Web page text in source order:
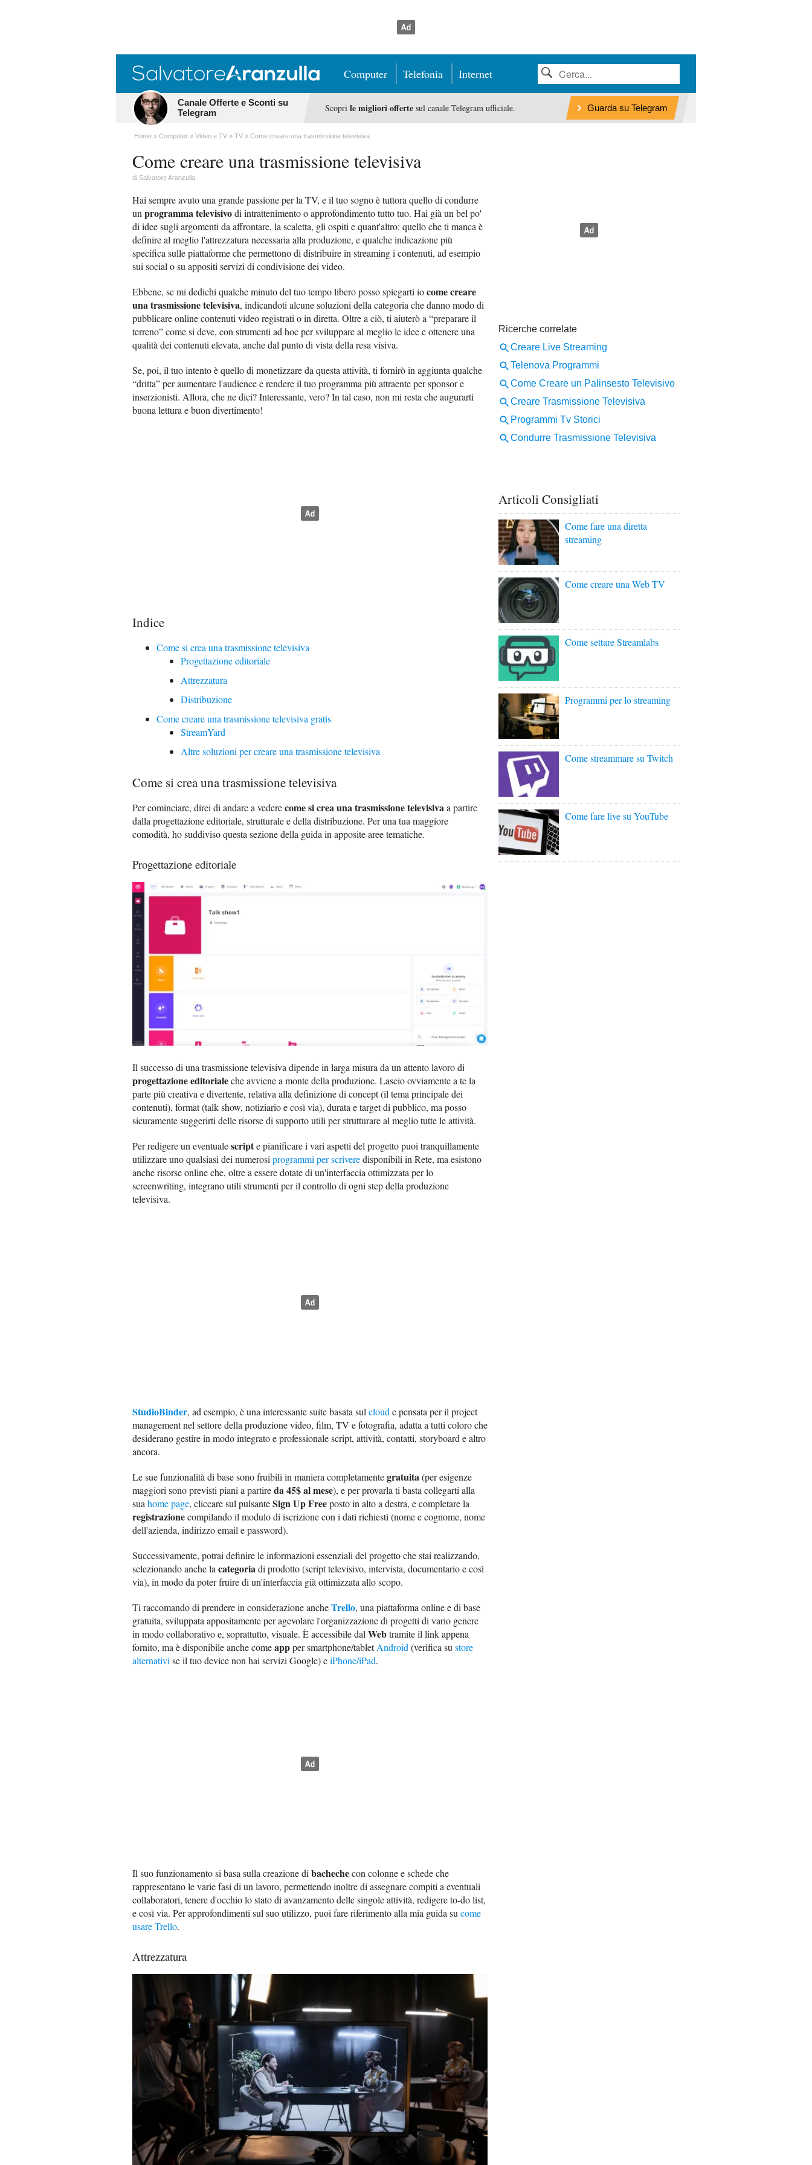
Computer Telefonia Internet
Canale Offerte e Sconti su
Telegram
Scopri le migliori offertesul canale Telegram ufficiale. Guarda su Telegram
Home Computer Video e TV TV Come creare una trasmissione televisiva
Come creare una trasmissione televisiva
di Salvatore Aranzulla
Hai sempre avuto una grande passione per la TV, e il tuo sogno è tuttora quello di condurre
un programma televisivodi intrattenimento o approfondimento tutto tuo. Hai già un bel po'
di idee sugli argomenti da affrontare, la scaletta, gli ospiti e quant'altro: quello che ti manca è
definire al meglio l'attrezzatura necessaria alla produzione, e qualche indicazione più
specifica sulle piattaforme che permettono di distribuire in streaming i contenuti, ad esempio
sui social o su appositi servizi di condivisione dei video.
Ebbene, se mi dedichi qualche minuto del tuo tempo libero posso spiegarti iocome creare
una trasmissione televisiva, indicandoti alcune soluzioni della categoria che danno modo di
pubblicare online contenuti video registrati o in diretta. Oltre a ciò, ti aiuterò a “preparare il
terreno” come si deve, con strumenti ad hoc per sviluppare al meglio le idee e ottenere una
qualità dei contenuti elevata, anche dal punto di vista della resa visiva.
Se, poi, il tuo intento è quello di monetizzare da questa attività, ti fornirò in aggiunta qualche
“dritta” per aumentare l'audience e rendere il tuo programma più attraente per sponsor e
inserzionisti. Allora, che ne dici? Interessante, vero? In tal caso, non mi resta che augurarti
buona lettura e buon divertimento!
Indice
Come si crea una trasmissione televisiva
Progettazione editoriale
Attrezzatura
Distribuzione
Come creare una trasmissione televisiva gratis
StreamYard
Altre soluzioni per creare una trasmissione televisiva
Come si crea una trasmissione televisiva
Per cominciare, direi di andare a vederecome si crea una trasmissione televisivaa partire
dalla progettazione editoriale, strutturale e della distribuzione. Per una tua maggiore
comodità, ho suddiviso questa sezione della guida in apposite aree tematiche.
Progettazione editoriale
Il successo di una trasmissione televisiva dipende in larga misura da un attento lavoro di
progettazione editorialeche avviene a monte della produzione. Lascio ovviamente a te la
parte più creativa e divertente, relativa alla definizione di concept (il tema principale dei
contenuti), format (talk show, notiziario e così via), durata e target di pubblico, ma posso
sicuramente suggerirti delle risorse di supporto utili per strutturare al meglio tutte le attività.
Per redigere un eventualescripte pianificare i vari aspetti del progetto puoi tranquillamente
utilizzare uno qualsiasi dei numerosi programmi per scriveredisponibili in Rete, ma esistono
anche risorse online che, oltre a essere dotate di un'interfaccia ottimizzata per lo
screenwriting, integrano utili strumenti per il controllo di ogni step della produzione
televisiva.
StudioBinder, ad esempio, è una interessante suite basata sul cloud e pensata per il project
management nel settore della produzione video, film, TV e fotografia, adatta a tutti coloro che
desiderano gestire in modo integrato e professionale script, attività, contatti, storyboard e altro
ancora.
Le sue funzionalità di base sono fruibili in maniera completamentegratuita(per esigenze
maggiori sono previsti piani a partireda 45$ al mese), e per provarla ti basta collegarti alla
sua home page, cliccare sul pulsanteSign Up Freeposto in alto a destra, e completare la
registrazionecompilando il modulo di iscrizione con i dati richiesti (nome e cognome, nome
dell'azienda, indirizzo email e password).
Successivamente, potrai definire le informazioni essenziali del progetto che stai realizzando,
selezionando anche la categoriadi prodotto (script televisivo, intervista, documentario e così
via), in modo da poter fruire di un'interfaccia già ottimizzata allo scopo.
Ti raccomando di prendere in considerazione ancheTrello, una piattaforma online e di base
gratuita, sviluppata appositamente per agevolare l'organizzazione di progetti di vario genere
in modo collaborativo e, soprattutto, visuale. È accessibile dal Webtramite il link appena
fornito, ma è disponibile anche comeappper smartphone/tabletAndroid (verifica su store
alternativi se il tuo device non hai servizi Google) eiPhone/iPad.
Il suo funzionamento si basa sulla creazione di bachechecon colonne e schede che
rappresentano le varie fasi di un lavoro, permettendo inoltre di assegnare compiti a eventuali
collaboratori, tenere d'occhio lo stato di avanzamento delle singole attività, redigere to-do list,
e così via. Per approfondimenti sul suo utilizzo, puoi fare riferimento alla mia guida su come
usare Trello.
Attrezzatura
Articoli Consigliati
Come fare una diretta
streaming
Come creare una Web TV
Come settare Streamlabs
Programmi per lo streaming
Come streammare su Twitch
Come fare live su YouTube